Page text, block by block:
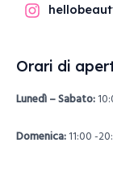
Orari di
Lunedì – Sabato:
Domenica:11:00 -